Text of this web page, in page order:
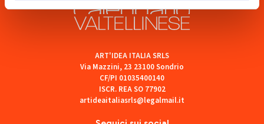
ART'IDEA ITALIA SRLS
Via Mazzini, 23 23100 Sondrio
CF/PI 01035400140
ISCR. REA SO 77902
artideaitaliasrls@legalmail.it